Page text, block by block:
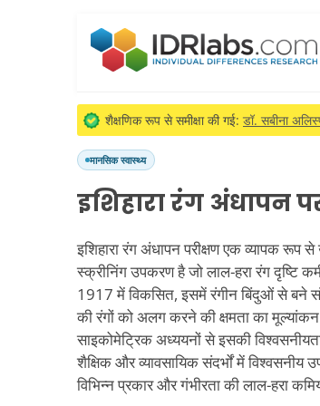
शैक्षणिक रूप से समीक्षा की गई: डॉ. सबीना
मानसिक स्वास्थ्य
इशिहारा रंग अंधापन
इशिहारा रंग अंधापन परीक्षण एक व्यापक रूप
स्क्रीनिंग उपकरण है जो लाल-हरा रंग दृष्टि
1917 में विकसित, इसमें रंगीन बिंदुओं से बने
की रंगों को अलग करने की क्षमता का मूल्यांकन
साइकोमेट्रिक अध्ययनों से इसकी
शैक्षिक और व्यावसायिक संदर्भों में
विभिन्न प्रकार और गंभीरता की लाल-हरा